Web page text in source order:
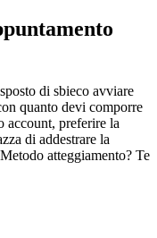
di sbieco avviare
quanto devi comporre
account, preferire la
di addestrare la
atteggiamento? Te